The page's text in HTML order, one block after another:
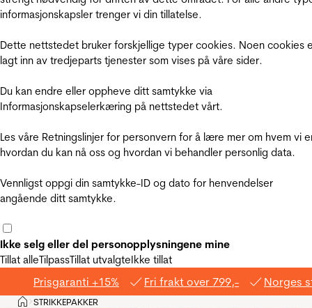
informasjonskapsler trenger vi din tillatelse.
Dette nettstedet bruker forskjellige typer cookies. Noen cookies
lagt inn av tredjeparts tjenester som vises på våre sider.
Du kan endre eller oppheve ditt samtykke via
Informasjonskapselerkæring på nettstedet vårt.
Les våre Retningslinjer for personvern for å lære mer om hvem vi
hvordan du kan nå oss og hvordan vi behandler personlig data.
Vennligst oppgi din samtykke-ID og dato for henvendelser
angående ditt samtykke.
Ikke selg eller del personopplysningene mine
Tillat alleTilpassTillat utvalgteIkke tillat
Prisgaranti +15% Fri frakt over 799,- Norges
Hjem
>STRIKKEPAKKER